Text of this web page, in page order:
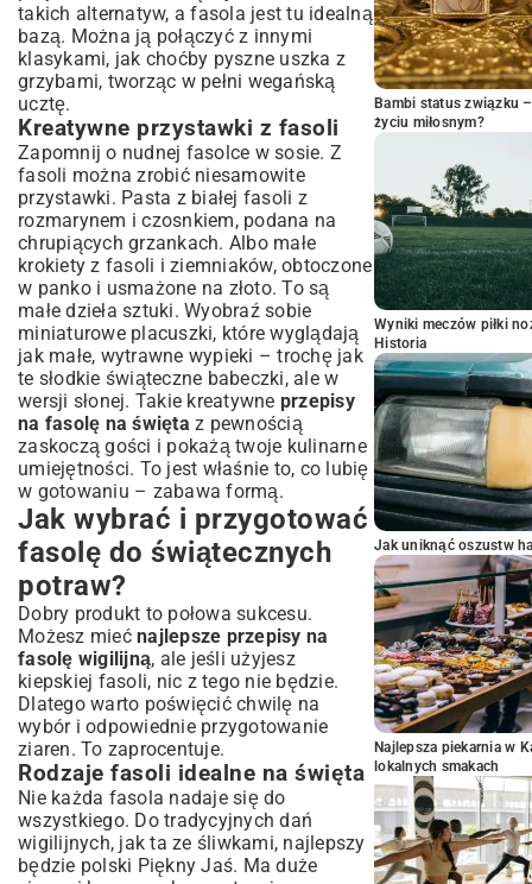
takich alternatyw, a fasola jest tu idealną
bazą. Można ją połączyć z innymi
klasykami, jak choćby pyszne uszka z
grzybami, tworząc w pełni wegańską
ucztę.
Kreatywne przystawki z fasoli
Zapomnij o nudnej fasolce w sosie. Z
fasoli można zrobić niesamowite
przystawki. Pasta z białej fasoli z
rozmarynem i czosnkiem, podana na
chrupiących grzankach. Albo małe
krokiety z fasoli i ziemniaków, obtoczone
w panko i usmażone na złoto. To są
małe dzieła sztuki. Wyobraź sobie
miniaturowe placuszki, które wyglądają
jak małe, wytrawne wypieki – trochę jak
te słodkie świąteczne babeczki, ale w
wersji słonej. Takie kreatywne przepisy
na fasolę na święta z pewnością
zaskoczą gości i pokażą twoje kulinarne
umiejętności. To jest właśnie to, co lubię
w gotowaniu – zabawa formą.
Jak wybrać i przygotować
fasolę do świątecznych
potraw?
Dobry produkt to połowa sukcesu.
Możesz mieć najlepsze przepisy na
fasolę wigilijną, ale jeśli użyjesz
kiepskiej fasoli, nic z tego nie będzie.
Dlatego warto poświęcić chwilę na
wybór i odpowiednie przygotowanie
ziaren. To zaprocentuje.
Rodzaje fasoli idealne na święta
Nie każda fasola nadaje się do
wszystkiego. Do tradycyjnych dań
wigilijnych, jak ta ze śliwkami, najlepszy
będzie polski Piękny Jaś. Ma duże
Bambi status związku
życiu miłosnym?
Wyniki meczów piłki
Historia
Jak uniknąć oszustw
Najlepsza piekarnia w
lokalnych smakach